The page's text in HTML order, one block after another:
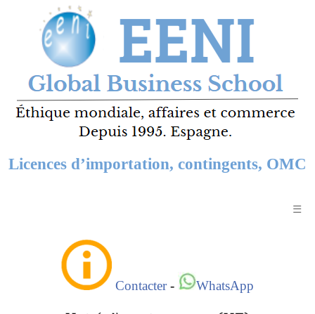
Licences d’importation, contingents, OMC
☰
Contacter- WhatsApp